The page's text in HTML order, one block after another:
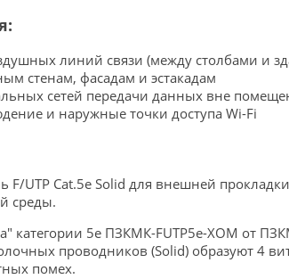
линий связи (между столбами и
стенам, фасадам и эстакадам
сетей передачи данных вне
и наружные точки доступа Wi-Fi
F/UTP Cat.5e Solid для внешней
среды.
категории 5e ПЗКМК-FUTP5e-XOM от
проводников (Solid) образуют 4
помех.